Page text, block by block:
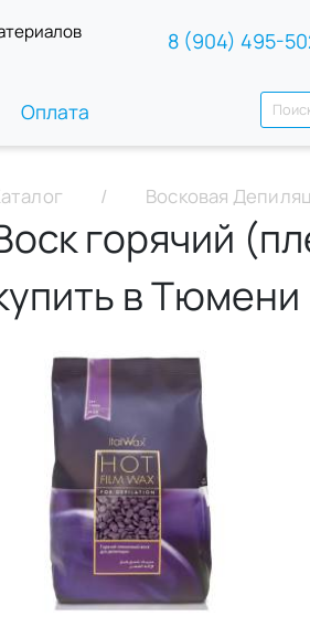
Оплата
8 (904) 495-
Восковая
горячий
в Тюмени